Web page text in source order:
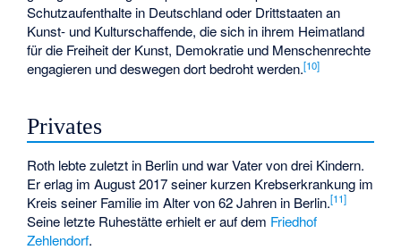
Schutzaufenthalte in Deutschland oder Drittstaaten an
Kunst- und Kulturschaffende, die sich in ihrem Heimatland
für die Freiheit der Kunst, Demokratie und Menschenrechte
engagieren und deswegen dort bedroht werden.[10]
Privates
Roth lebte zuletzt in Berlin und war Vater von drei Kindern.
Er erlag im August 2017 seiner kurzen Krebserkrankung im
Kreis seiner Familie im Alter von 62 Jahren in Berlin.[11]
Seine letzte Ruhestätte erhielt er auf dem Friedhof
Zehlendorf.